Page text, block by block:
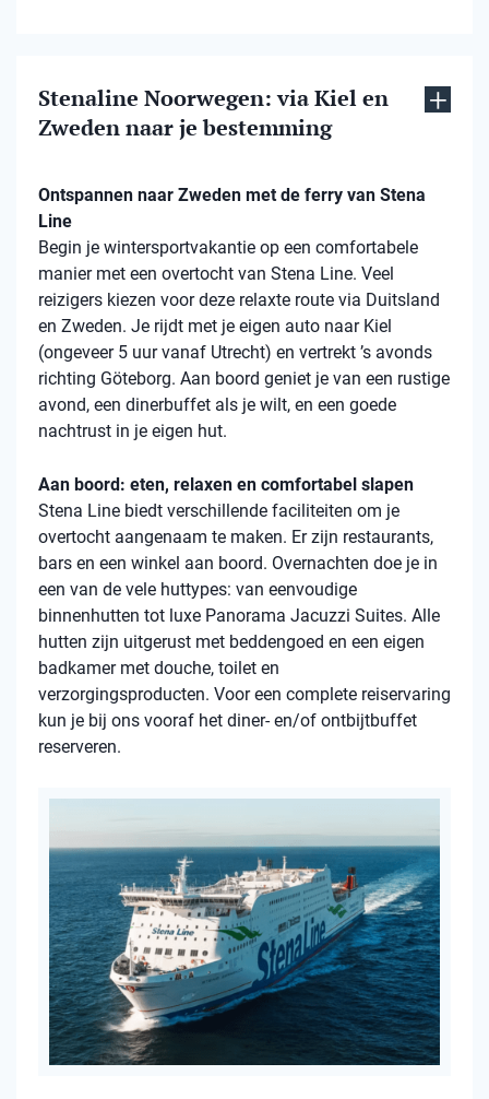
Stenaline Noorwegen: via Kiel en
Zweden naar je bestemming
Ontspannen naar Zweden met de ferry van Stena
Line
Begin je wintersportvakantie op een comfortabele
manier met een overtocht van Stena Line. Veel
reizigers kiezen voor deze relaxte route via Duitsland
en Zweden. Je rijdt met je eigen auto naar Kiel
(ongeveer 5 uur vanaf Utrecht) en vertrekt ’s avonds
richting Göteborg. Aan boord geniet je van een rustige
avond, een dinerbuffet als je wilt, en een goede
nachtrust in je eigen hut.
Aan boord: eten, relaxen en comfortabel slapen
Stena Line biedt verschillende faciliteiten om je
overtocht aangenaam te maken. Er zijn restaurants,
bars en een winkel aan boord. Overnachten doe je in
een van de vele huttypes: van eenvoudige
binnenhutten tot luxe Panorama Jacuzzi Suites. Alle
hutten zijn uitgerust met beddengoed en een eigen
badkamer met douche, toilet en
verzorgingsproducten. Voor een complete reiservaring
kun je bij ons vooraf het diner- en/of ontbijtbuffet
reserveren.